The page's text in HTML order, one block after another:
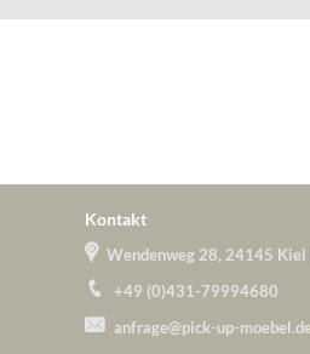
Kontakt
Wendenweg 28, 24145 Kiel
+49 (0)431-79994680
anfrage@pick-up-